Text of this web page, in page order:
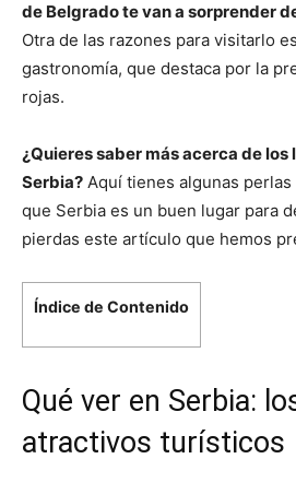
de Belgrado te van a sorprender
Otra de las razones para visitarlo
gastronomía, que destaca por la
rojas.
¿Quieres saber más acerca de
Serbia? Aquí tienes algunas
que Serbia es un buen lugar para
pierdas este artículo que hemos
Índice de Contenido
Qué ver en Serbia:
atractivos turísticos